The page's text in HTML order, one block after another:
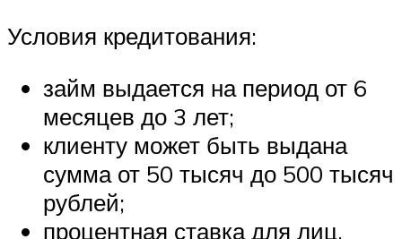
Условия кредитования:
займ выдается на период от 6
месяцев до 3 лет;
клиенту может быть выдана
сумма от 50 тысяч до 500 тысяч
рублей;
процентная ставка для лиц,